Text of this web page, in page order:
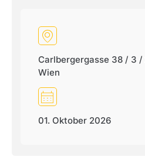
Carlbergergasse 38 / 3 /
Wien
01. Oktober 2026